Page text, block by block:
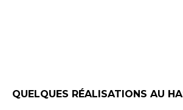
QUELQUES RÉALISATIONS AU